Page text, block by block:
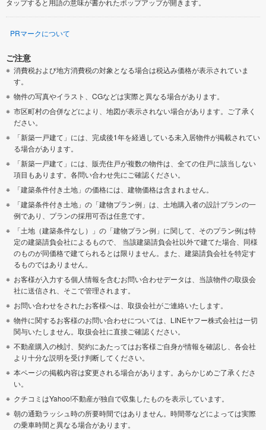
PRマークについて
ご注意
消費税および地方消費税の対象となる場合は税込み価格が表示されていま
す。
物件の写真やイラスト、CGなどは実際と異なる場合があります。
市区町村の合併などにより、地図が表示されない場合があります。ご了承く
ださい。
「新築一戸建て」には、完成後1年を経過している未入居物件が掲載されてい
る場合があります。
「新築一戸建て」には、販売住戸が複数の物件は、全ての住戸に該当しない
項目もあります。各問い合わせ先にご確認ください。
「建築条件付き土地」の価格には、建物価格は含まれません。
「建築条件付き土地」の「建物プラン例」は、土地購入者の設計プランの一
例であり、プランの採用可否は任意です。
「土地（建築条件なし）」の「建物プラン例」に関して、そのプラン例は特
定の建築請負会社によるもので、 当該建築請負会社以外で建てた場合、同様
のものが同価格で建てられるとは限りません。また、建築請負会社を特定す
るものではありません。
お客様が入力する個人情報を含むお問い合わせデータは、当該物件の取扱会
社に送信され、そこで管理されます。
お問い合わせをされたお客様へは、取扱会社がご連絡いたします。
物件に関するお客様のお問い合わせについては、LINEヤフー株式会社は一切
関与いたしません。取扱会社に直接ご確認ください。
不動産購入の検討、契約にあたってはお客様ご自身が情報を確認し、各会社
より十分な説明を受け判断してください。
本ページの掲載内容は変更される場合があります。あらかじめご了承くださ
い。
クチコミはYahoo!不動産が独自で収集したものを表示しています。
朝の通勤ラッシュ時の所要時間ではありません。時間帯などによっては実際
の乗車時間と異なる場合があります。